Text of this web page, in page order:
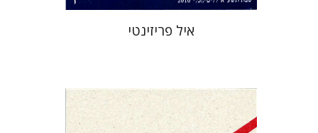
איל פריזינטי
יהודה הראל